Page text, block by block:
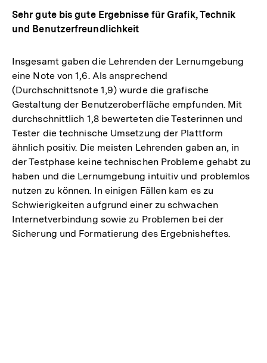
Sehr gute bis gute Ergebnisse für Grafik, Technik
und Benutzerfreundlichkeit
Insgesamt gaben die Lehrenden der Lernumgebung
eine Note von 1,6. Als ansprechend
(Durchschnittsnote 1,9) wurde die grafische
Gestaltung der Benutzeroberfläche empfunden. Mit
durchschnittlich 1,8 bewerteten die Testerinnen und
Tester die technische Umsetzung der Plattform
ähnlich positiv. Die meisten Lehrenden gaben an, in
der Testphase keine technischen Probleme gehabt zu
haben und die Lernumgebung intuitiv und problemlos
nutzen zu können. In einigen Fällen kam es zu
Schwierigkeiten aufgrund einer zu schwachen
Internetverbindung sowie zu Problemen bei der
Sicherung und Formatierung des Ergebnisheftes.